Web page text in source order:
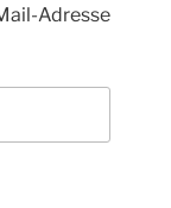
Adresse